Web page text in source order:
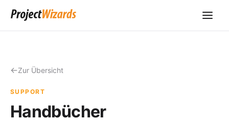
Zur Übersicht
SUPPORT
Handbücher